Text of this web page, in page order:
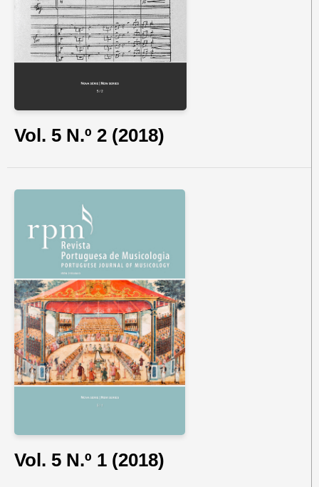
Vol. 5 N.º 2 (2018)
Vol. 5 N.º 1 (2018)